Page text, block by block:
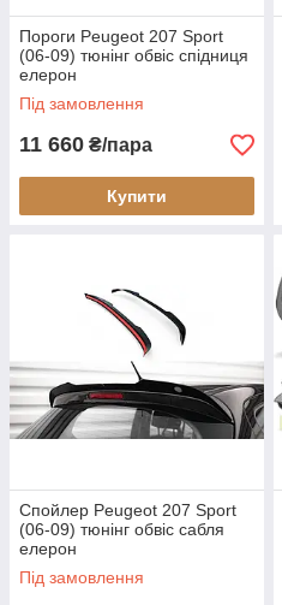
Пороги Peugeot 207 Sport
(06-09) тюнінг обвіс спідниця
елерон
Під замовлення
11 660 ₴/пара
Купити
Спойлер Peugeot 207 Sport
(06-09) тюнінг обвіс сабля
елерон
Під замовлення